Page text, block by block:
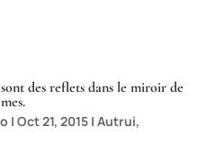
des reflets dans le miroir de
| Oct 21, 2015| Autrui,